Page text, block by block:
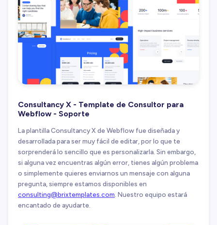
Consultancy X - Template de Consultor para
Webflow - Soporte
La plantilla Consultancy X de Webflow fue diseñada y
desarrollada para ser muy fácil de editar, por lo que te
sorprenderá lo sencillo que es personalizarla. Sin embargo,
si alguna vez encuentras algún error, tienes algún problema
o simplemente quieres enviarnos un mensaje con alguna
pregunta, siempre estamos disponibles en
consulting@brixtemplates.com . Nuestro equipo estará
encantado de ayudarte.